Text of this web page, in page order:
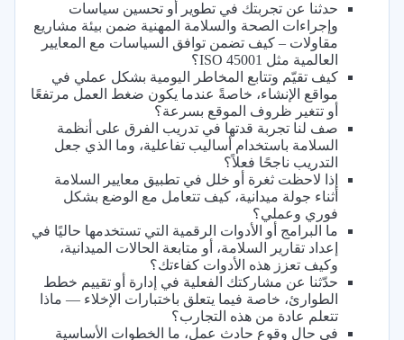
حدثنا عن تجربتك في تطوير أو تحسين سياسات
وإجراءات الصحة والسلامة المهنية ضمن بيئة مشاريع
مقاولات – كيف تضمن توافق السياسات مع المعايير
العالمية مثل ISO 45001؟
كيف تقيّم وتتابع المخاطر اليومية بشكل عملي في
مواقع الإنشاء، خاصةً عندما يكون ضغط العمل مرتفعًا
أو تتغير ظروف الموقع بسرعة؟
صف لنا تجربة قدتها في تدريب الفرق على أنظمة
السلامة باستخدام أساليب تفاعلية، وما الذي جعل
التدريب ناجحًا فعلاً؟
إذا لاحظت ثغرة أو خلل في تطبيق معايير السلامة
أثناء جولة ميدانية، كيف تتعامل مع الوضع بشكل
فوري وعملي؟
ما البرامج أو الأدوات الرقمية التي تستخدمها حاليًا في
إعداد تقارير السلامة، أو متابعة الحالات الميدانية،
وكيف تعزز هذه الأدوات كفاءتك؟
حدّثنا عن مشاركتك الفعلية في إدارة أو تقييم خطط
الطوارئ، خاصة فيما يتعلق باختبارات الإخلاء — ماذا
تتعلم عادة من هذه التجارب؟
في حال وقوع حادث عمل، ما الخطوات الأساسية